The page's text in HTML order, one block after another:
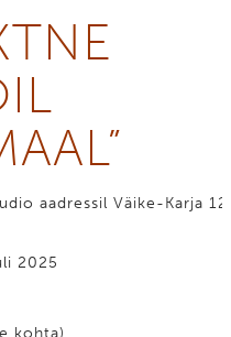
aadressil Väike-Karja 12,
2025